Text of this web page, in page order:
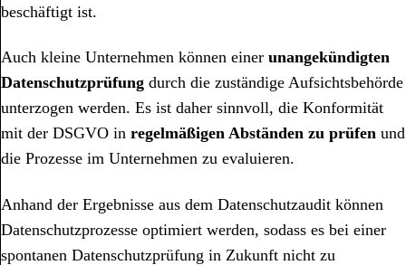
beschäftigt ist.
Auch kleine Unternehmen können einer unangekündigten
Datenschutzprüfung durch die zuständige Aufsichtsbehörde
unterzogen werden. Es ist daher sinnvoll, die Konformität
mit der DSGVO in regelmäßigen Abständen zu prüfen und
die Prozesse im Unternehmen zu evaluieren.
Anhand der Ergebnisse aus dem Datenschutzaudit können
Datenschutzprozesse optimiert werden, sodass es bei einer
spontanen Datenschutzprüfung in Zukunft nicht zu